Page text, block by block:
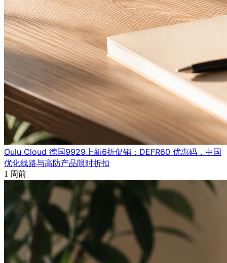
Oulu Cloud 德国9929上新6折促销：DEFR60 优惠码，中国
优化线路与高防产品限时折扣
1 周前